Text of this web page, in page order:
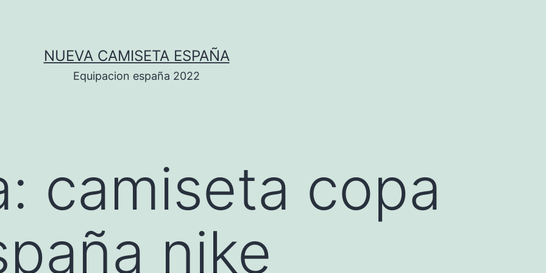
NUEVA CAMISETA ESPAÑA
Equipacion españa 2022
camiseta copa
nike